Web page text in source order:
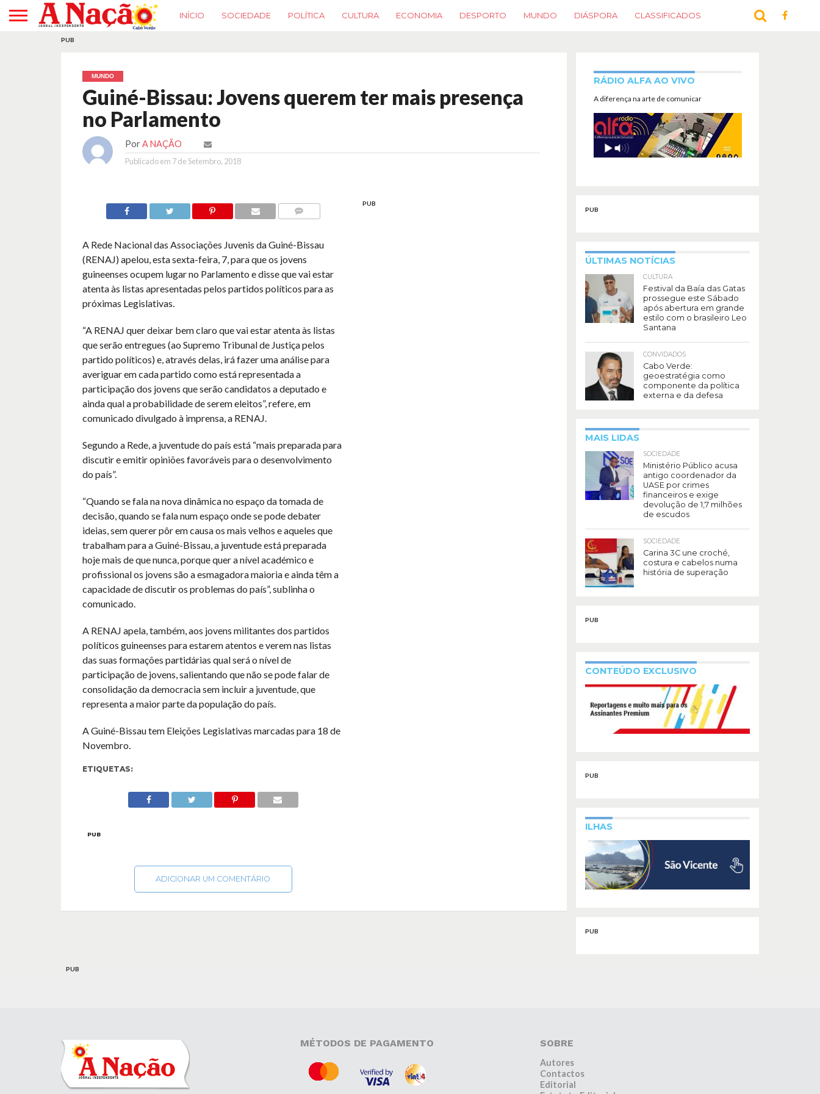
INÍCIO SOCIEDADE POLÍTICA CULTURA ECONOMIA DESPORTO MUNDO DIÁSPORA CLASSIFICADOS
PUB
MUNDO
Guiné-Bissau: Jovens querem ter mais presença
no Parlamento
Por A NAÇÃO
Publicado em 7 de Setembro, 2018
A Rede Nacional das Associações Juvenis da Guiné-Bissau
(RENAJ) apelou, esta sexta-feira, 7, para que os jovens
guineenses ocupem lugar no Parlamento e disse que vai estar
atenta às listas apresentadas pelos partidos políticos para as
próximas Legislativas.
“A RENAJ quer deixar bem claro que vai estar atenta às listas
que serão entregues (ao Supremo Tribunal de Justiça pelos
partido políticos) e, através delas, irá fazer uma análise para
averiguar em cada partido como está representada a
participação dos jovens que serão candidatos a deputado e
ainda qual a probabilidade de serem eleitos”, refere, em
comunicado divulgado à imprensa, a RENAJ.
Segundo a Rede, a juventude do país está “mais preparada para
discutir e emitir opiniões favoráveis para o desenvolvimento
do país”.
“Quando se fala na nova dinâmica no espaço da tomada de
decisão, quando se fala num espaço onde se pode debater
ideias, sem querer pôr em causa os mais velhos e aqueles que
trabalham para a Guiné-Bissau, a juventude está preparada
hoje mais de que nunca, porque quer a nível académico e
profissional os jovens são a esmagadora maioria e ainda têm a
capacidade de discutir os problemas do país”, sublinha o
comunicado.
A RENAJ apela, também, aos jovens militantes dos partidos
políticos guineenses para estarem atentos e verem nas listas
das suas formações partidárias qual será o nível de
participação de jovens, salientando que não se pode falar de
consolidação da democracia sem incluir a juventude, que
representa a maior parte da população do país.
A Guiné-Bissau tem Eleições Legislativas marcadas para 18 de
Novembro.
ETIQUETAS:
PUB
ADICIONAR UM COMENTÁRIO
PUB
RÁDIO ALFA AO VIVO
A diferença na arte de comunicar
PUB
ÚLTIMAS NOTÍCIAS
CULTURA
Festival da Baía das Gatas
prossegue este Sábado
após abertura em grande
estilo com o brasileiro Leo
Santana
CONVIDADOS
Cabo Verde:
geoestratégia como
componente da política
externa e da defesa
MAIS LIDAS
SOCIEDADE
Ministério Público acusa
antigo coordenador da
UASE por crimes
financeiros e exige
devolução de 1,7 milhões
de escudos
SOCIEDADE
Carina 3C une croché,
costura e cabelos numa
história de superação
PUB
CONTEÚDO EXCLUSIVO
PUB
ILHAS
PUB
PUB
MÉTODOS DE PAGAMENTO SOBRE
Autores
Contactos
Editorial